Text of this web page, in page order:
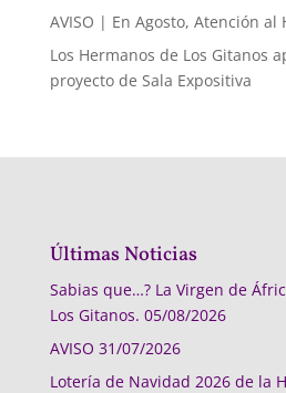
AVISO | En Agosto, Atención
Los Hermanos de Los Gitanos
proyecto de Sala Expositiva
Últimas Noticias
Sabias que…? La Virgen de
Los Gitanos. 05/08/2026
AVISO 31/07/2026
Lotería de Navidad 2026 de la